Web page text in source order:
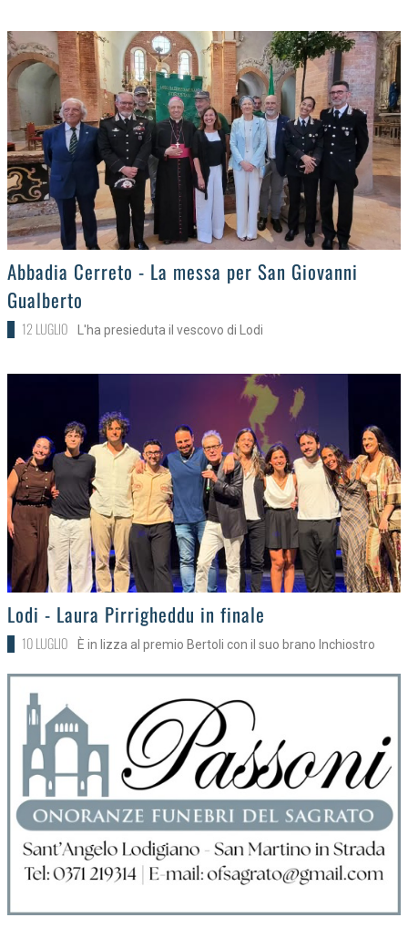
>
Abbadia Cerreto - La messa per San Giovanni
Gualberto
12 LUGLIO L'ha presieduta il vescovo di Lodi
>Lodi - Laura Pirrigheddu in finale
10 LUGLIO È in lizza al premio Bertoli con il suo brano Inchiostro